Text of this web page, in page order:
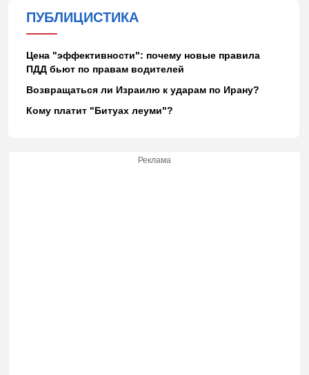
ПУБЛИЦИСТИКА
Цена "эффективности": почему новые правила
ПДД бьют по правам водителей
Возвращаться ли Израилю к ударам по Ирану?
Кому платит "Битуах леуми"?
Реклама